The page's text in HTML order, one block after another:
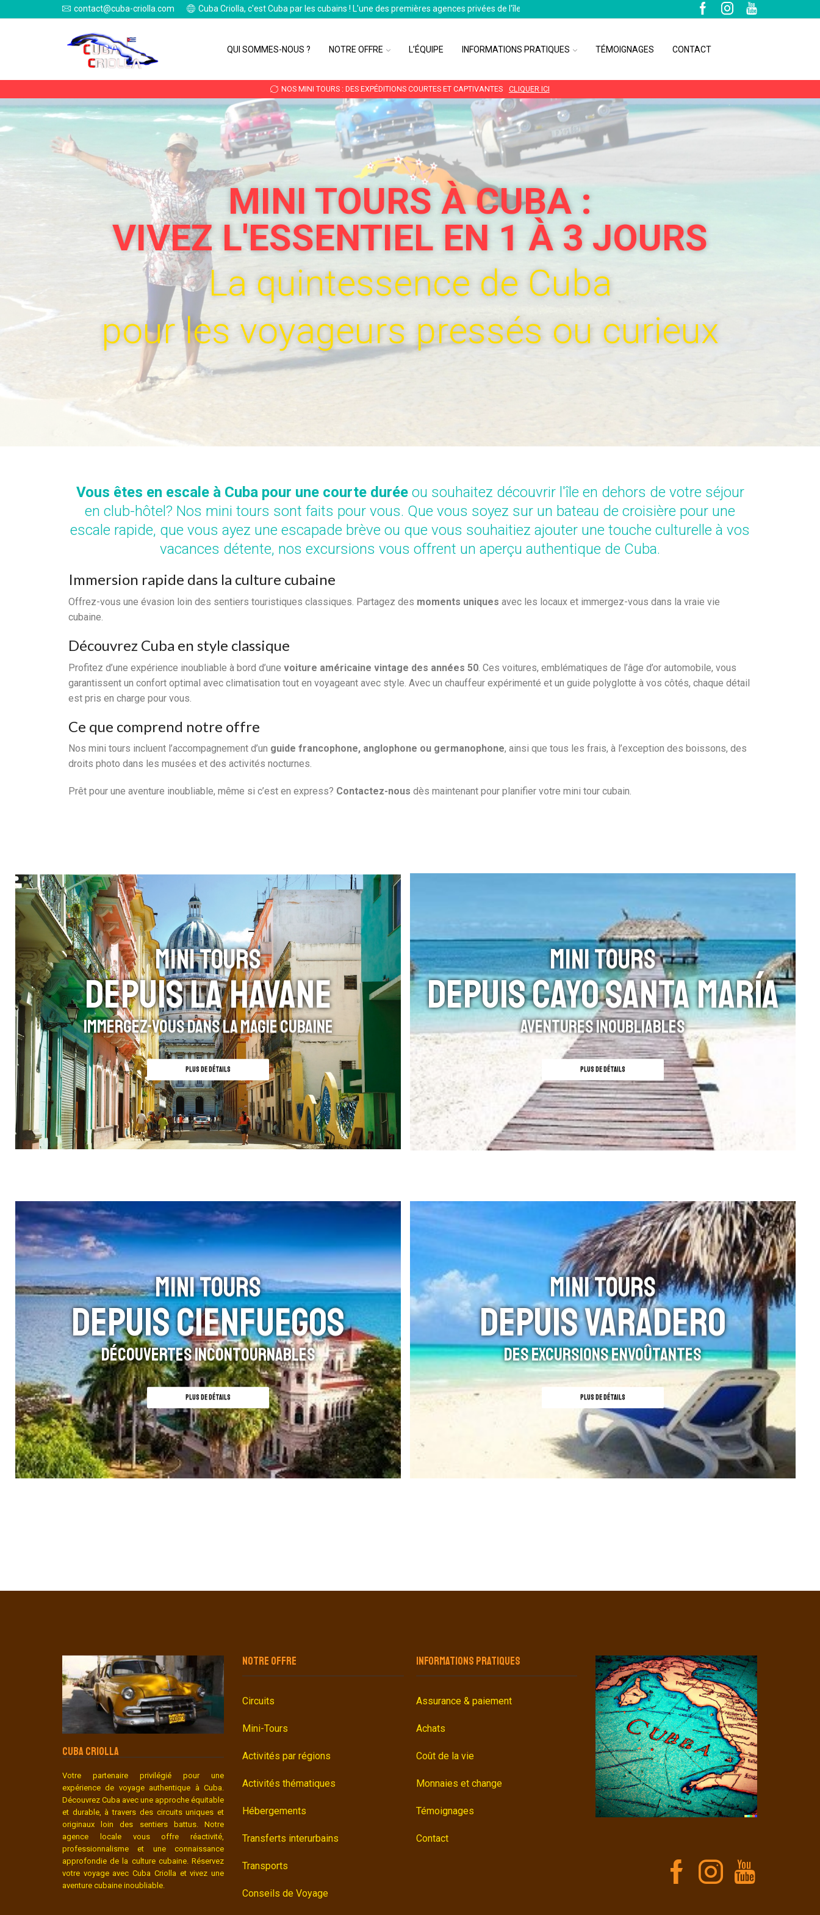
contact@cuba-criolla.com Cuba Criolla, c'est Cuba par les cubains ! L'une des premières agences privées de l'île
QUI SOMMES-NOUS ? NOTRE OFFRE L’ÉQUIPE INFORMATIONS PRATIQUES TÉMOIGNAGES CONTACT
NOS MINI TOURS : DES EXPÉDITIONS COURTES ET CAPTIVANTES CLIQUER ICI
MINI TOURS À CUBA :
VIVEZ L'ESSENTIEL EN 1 À 3 JOURS
La quintessence de Cuba
pour les voyageurs pressés ou curieux
Vous êtes en escale à Cuba pour une courte duréeou souhaitez découvrir l'île en dehors de votre séjour
en club-hôtel? Nos mini tours sont faits pour vous. Que vous soyez sur un bateau de croisière pour une
escale rapide, que vous ayez une escapade brève ou que vous souhaitiez ajouter une touche culturelle à vos
vacances détente, nos excursions vous offrent un aperçu authentique de Cuba.
Immersion rapide dans la culture cubaine
Offrez-vous une évasion loin des sentiers touristiques classiques. Partagez des moments uniques avec les locaux et immergez-vous dans la vraie vie
cubaine.
Découvrez Cuba en style classique
Profitez d’une expérience inoubliable à bord d’une voiture américaine vintage des années 50 . Ces voitures, emblématiques de l’âge d’or automobile, vous
garantissent un confort optimal avec climatisation tout en voyageant avec style. Avec un chauffeur expérimenté et un guide polyglotte à vos côtés, chaque détail
est pris en charge pour vous.
Ce que comprend notre offre
Nos mini tours incluent l’accompagnement d’un guide francophone, anglophone ou germanophone, ainsi que tous les frais, à l’exception des boissons, des
droits photo dans les musées et des activités nocturnes.
Prêt pour une aventure inoubliable, même si c’est en express? Contactez-nous dès maintenant pour planifier votre mini tour cubain.
MINI TOURS
DEPUIS LA HAVANE
Immergez-vous dans la Magie Cubaine
PLUS DE DÉTAILS
MINI TOURS
DEPUIS CAYO SANTA MARÍA
Aventures Inoubliables
PLUS DE DÉTAILS
MINI TOURS
DEPUIS CIENFUEGOS
Découvertes Incontournables
PLUS DE DÉTAILS
MINI TOURS
DEPUIS VARADERO
Des Excursions Envoûtantes
PLUS DE DÉTAILS
CUBA CRIOLLA
Votre partenaire privilégié pour une
expérience de voyage authentique à Cuba.
Découvrez Cuba avec une approche équitable
et durable, à travers des circuits uniques et
originaux loin des sentiers battus. Notre
agence locale vous offre réactivité,
professionnalisme et une connaissance
approfondie de la culture cubaine. Réservez
votre voyage avec Cuba Criolla et vivez une
aventure cubaine inoubliable.
NOTRE OFFRE
Circuits
Mini-Tours
Activités par régions
Activités thématiques
Hébergements
Transferts interurbains
Transports
Conseils de Voyage
INFORMATIONS PRATIQUES
Assurance & paiement
Achats
Coût de la vie
Monnaies et change
Témoignages
Contact